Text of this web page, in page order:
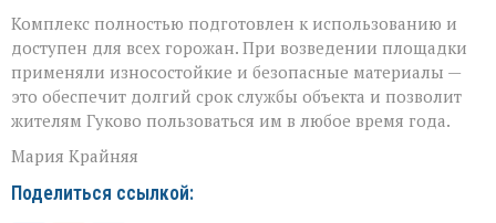
Комплекс полностью подготовлен к использованию и
доступен для всех горожан. При возведении площадки
применяли износостойкие и безопасные материалы —
это обеспечит долгий срок службы объекта и позволит
жителям Гуково пользоваться им в любое время года.
Мария Крайняя
Поделиться ссылкой: